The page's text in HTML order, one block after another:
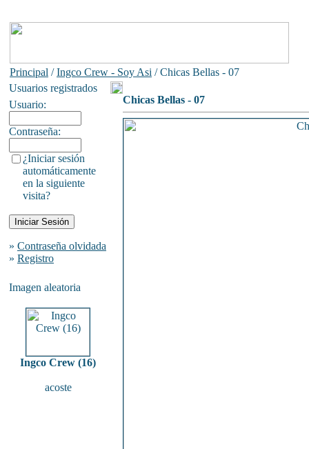
Principal /Ingco Crew - Soy Asi / Chicas Bellas - 07
Usuarios registrados
Usuario:
Contraseña:
¿Iniciar sesión
automáticamente
en la siguiente
visita?
» Contraseña olvidada
» Registro
Imagen aleatoria
Ingco Crew (16)
acoste
Chicas Bellas - 07